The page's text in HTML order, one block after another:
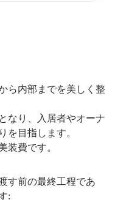
ら内部までを美しく整
なり、入居者やオーナ
を目指します。
装費です。
す前の最終工程であ
: